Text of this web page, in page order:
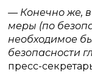
— Конечно же,
меры (по
необходимое
безопасности
пресс-